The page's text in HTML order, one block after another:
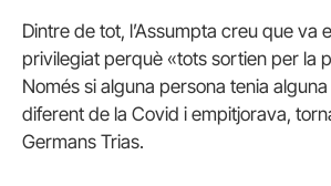
Dintre de tot, l’Assumpta creu que va
privilegiat perquè «tots sortien per la
Només si alguna persona tenia
diferent de la Covid i empitjorava,
Germans Trias.